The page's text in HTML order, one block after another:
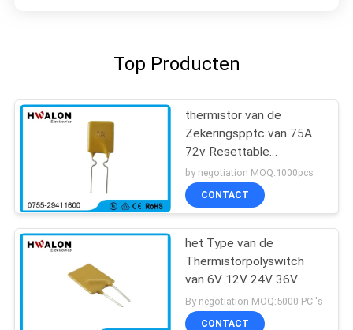
Top Producten
thermistor van de
Zekeringspptc van 75A
72v Resettable
Thermische voor
Communicatieapparatuur
by negotiation MOQ:1000pcs
CONTACT
het Type van de
Thermistorpolyswitch
van 6V 12V 24V 36V
110V 220V PPTC PTC
Resettable Zekering
By negotiation MOQ:5000 PC 's
CONTACT